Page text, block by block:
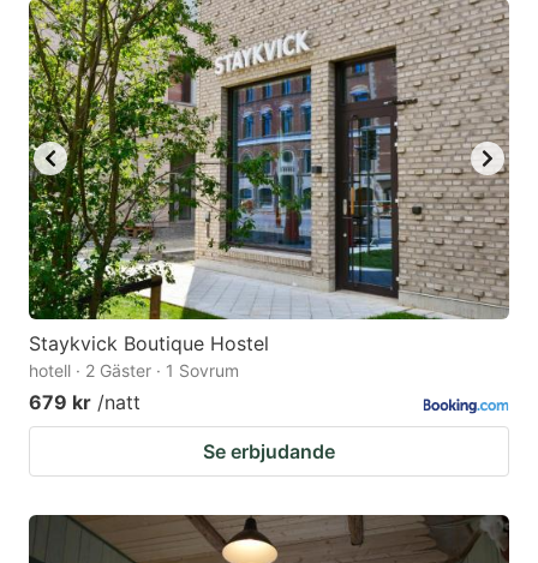
Staykvick Boutique Hostel
hotell · 2 Gäster · 1 Sovrum
679 kr /natt
Se erbjudande